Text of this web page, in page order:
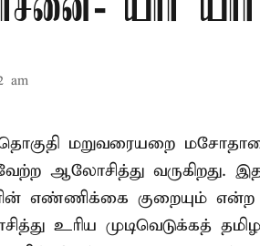
யார் யார்
am
மறுவரையறை
ஆலோசித்து வருகிறது.
எண்ணிக்கை குறையும் என்ற
உரிய முடிவெடுக்கத்